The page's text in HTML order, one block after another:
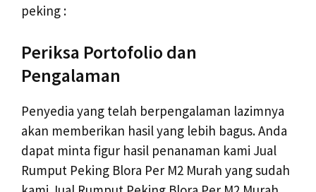
peking :
Periksa Portofolio dan
Pengalaman
Penyedia yang telah berpengalaman lazimnya
akan memberikan hasil yang lebih bagus. Anda
dapat minta figur hasil penanaman kami Jual
Rumput Peking Blora Per M2 Murah yang sudah